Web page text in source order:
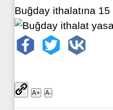
Buğday ithalatına 15
A+ A-